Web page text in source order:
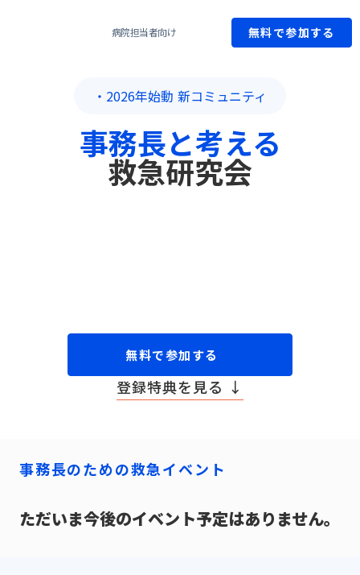
病院担当者向け 無料で参加する
・2026年始動 新コミュニティ
事務長と考える
救急研究会
無料で参加する
登録特典を見る ↓
事務長のための救急イベント
ただいま今後のイベント予定はありません。